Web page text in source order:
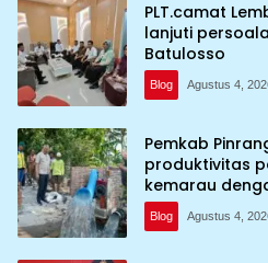
PLT.camat
lanjuti
Batulosso
Blog Agustus 4,
Pemkab
produktivitas
kemarau
program
Blog Agustus 4,